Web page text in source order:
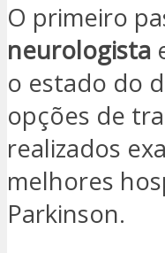
O primeiro
neurologista
o estado do
opções de
realizados
melhores
Parkinson.